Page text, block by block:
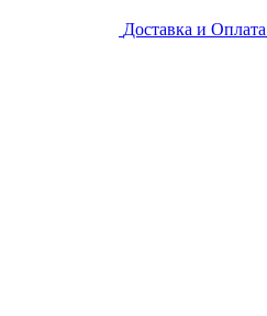
Доставка и Оплата